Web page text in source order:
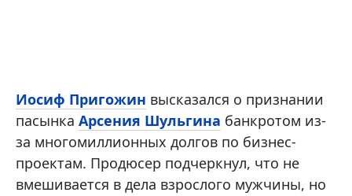
Иосиф Пригожин высказался о признании
пасынка Арсения Шульгина банкротом из-
за многомиллионных долгов по бизнес-
проектам. Продюсер подчеркнул, что не
вмешивается в дела взрослого мужчины, но